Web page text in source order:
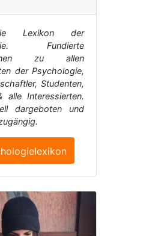
Lexikon der
Fundierte
zu allen
der Psychologie,
Studenten,
alle Interessierten.
dargeboten und